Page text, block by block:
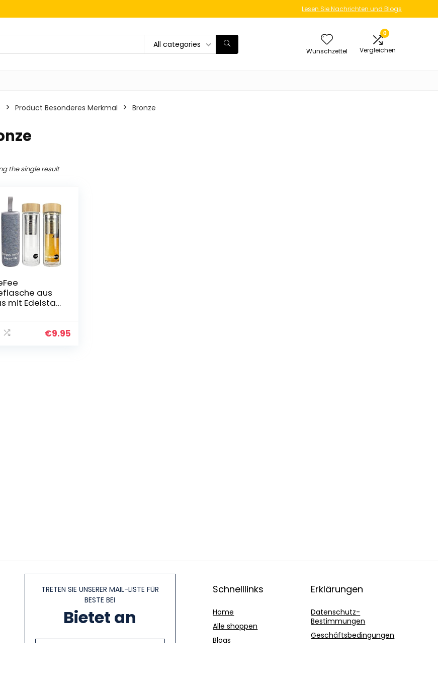
Lesen Sie Nachrichten und Blogs
All categories
Wunschzettel
0
Vergleichen
Product Besonderes Merkmal ‎Bronze
the single result
aus
mit Edelstahl
to go –
€9.95
TRETEN SIE UNSERER MAIL-LISTE FÜR
BESTE BEI
Bietet an
Schnelllinks
Home
Alle shoppen
Blogs
Erklärungen
Datenschutz-
Bestimmungen
Geschäftsbedingungen